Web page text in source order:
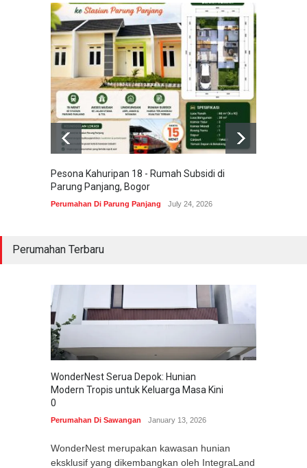
Pesona Kahuripan 18 - Rumah Subsidi di
Parung Panjang, Bogor
Perumahan Di Parung Panjang July 24, 2026
Perumahan Terbaru
WonderNest Serua Depok: Hunian
Modern Tropis untuk Keluarga Masa Kini
0
Perumahan Di Sawangan January 13, 2026
WonderNest merupakan kawasan hunian
eksklusif yang dikembangkan oleh IntegraLand